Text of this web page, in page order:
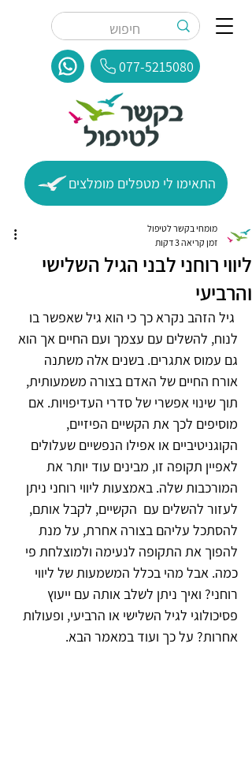
077-5215080
התאימו לי מטפלים מומלצים
ליווי רוחני לבני הגיל השלישי
והרביעי
מומחי בקשר לטיפול
זמן קריאה 3 דקות
גיל הזהב נקרא כך כי הוא גיל שאפשר בו
לנוח, להשלים עם עצמך ועם החיים אך הוא
גם עמוס אתגרים. בשנים אלה משתנה
אורח החיים של האדם בצורה משמעותית,
תוך שינוי אפשרי של סדרי העדיפויות. אם
מוסיפים לכך את הקשיים הפיזיים,
הקוגניטיביים או אפילו הנפשיים שעלולים
לאפיין תקופה זו, מבינים עוד יותר את
המורכבות שלה. באמצעות ליווי רוחני ניתן
לעזור להשלים עם  הקשיים, לקבל אותם,
להסתכל עליהם בצורה אחרת, על מנת
להפוך את התקופה לנעימה ולמוצלחת פי
כמה. אבל מהי בכלל המשמעות של ליווי
רוחני? ואיך ניתן לשלב אותה עם ייעוץ
פסיכולוגי לגיל השלישי או הרביעי, ופעולות
אחרות? על כך ועוד במאמר הבא.